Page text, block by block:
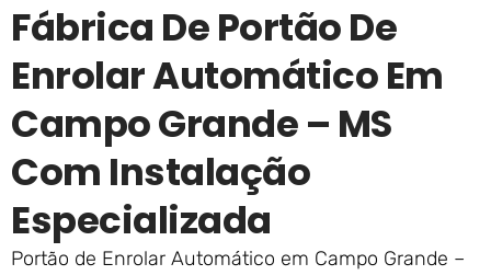
Fábrica De Portão De
Enrolar Automático Em
Campo Grande – MS
Com Instalação
Especializada
Portão de Enrolar Automático em Campo Grande –